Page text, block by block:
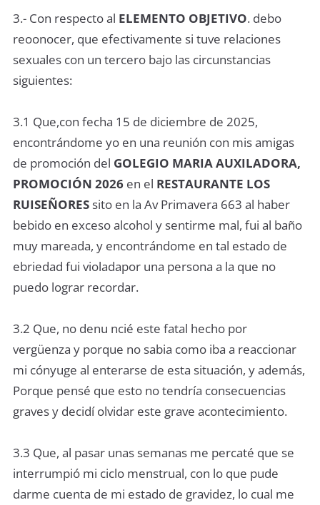
3.- Con respecto al ELEMENTO OBJETIVO. debo
reoonocer, que efectivamente si tuve relaciones
sexuales con un tercero bajo las circunstancias
siguientes:
3.1 Que,con fecha 15 de diciembre de 2025,
encontrándome yo en una reunión con mis amigas
de promoción del GOLEGIO MARIA AUXILADORA,
PROMOCIÓN 2026 en el RESTAURANTE LOS
RUISEÑORES sito en la Av Primavera 663 al haber
bebido en exceso alcohol y sentirme mal, fui al baño
muy mareada, y encontrándome en tal estado de
ebriedad fui violadapor una persona a la que no
puedo lograr recordar.
3.2 Que, no denu ncié este fatal hecho por
vergüenza y porque no sabia como iba a reaccionar
mi cónyuge al enterarse de esta situación, y además,
Porque pensé que esto no tendría consecuencias
graves y decidí olvidar este grave acontecimiento.
3.3 Que, al pasar unas semanas me percaté que se
interrumpió mi ciclo menstrual, con lo que pude
darme cuenta de mi estado de gravidez, lo cual me